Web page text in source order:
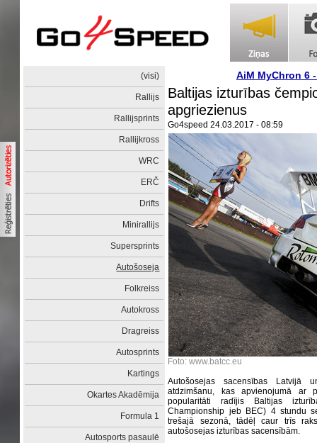
(visi)
Rallijs
Rallijsprints
Rallijkross
WRC
ERČ
Drifts
Minirallijs
Supersprints
Autošoseja
Folkreiss
Autokross
Dragreiss
Autosprints
Kartings
Okartes Akadēmija
Formula 1
Autosports pasaulē
AiM MyChron 6
Baltijas izturības
apgriezienus
Go4speed 24.03.2017 - 08:59
Foto: www.batcc.eu
Autošosejas sacensības Latvijā
atdzimšanu, kas apvienojumā ar
popularitāti radījis Baltijas
Championship jeb BEC) 4 stundu
trešajā sezonā, tādēļ caur trīs
autošosejas izturības sacensībām.